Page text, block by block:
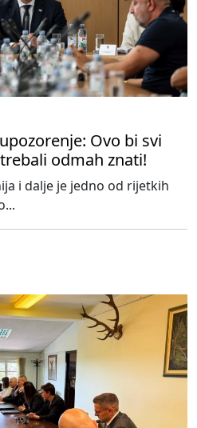
Ovo bi svi
odmah znati!
i dalje je jedno od rijetkih